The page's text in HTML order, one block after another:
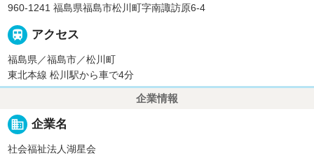
960-1241 福島県福島市松川町字南諏訪原6-4
 アクセス
福島県／福島市／松川町
東北本線 松川駅から車で4分
企業情報
business 企業名
社会福祉法人湖星会